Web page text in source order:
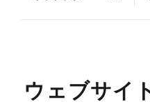
ウェブサイ